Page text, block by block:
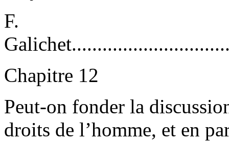
F.
Chapitre 12
Peut-on fonder la
droits de l’homme, et en